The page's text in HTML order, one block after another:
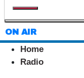
ON AIR
Home
Radio